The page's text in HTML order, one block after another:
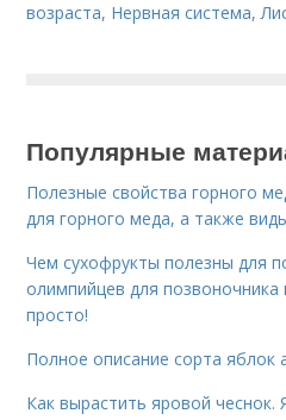
возраста, Нервная система,
Популярные
Полезные свойства горного
для горного меда, а также
Чем сухофрукты полезны для
олимпийцев для позвоночника
просто!
Полное описание сорта яблок
Как вырастить яровой чеснок.